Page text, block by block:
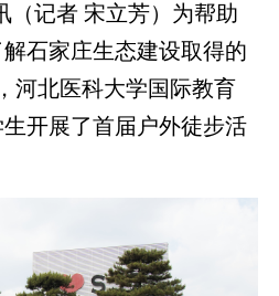
（记者 宋立芳）为帮助
石家庄生态建设取得的
河北医科大学国际教育
开展了首届户外徒步活